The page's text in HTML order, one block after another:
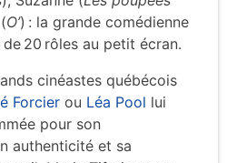
O’) : la grande comédienne
20 rôles au petit écran.
cinéastes québécois
Forcier ou Léa Pool lui
pour son
authenticité et sa